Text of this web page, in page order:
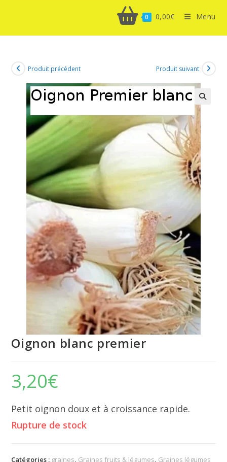
0 0,00€ Menu
Produit précédent Produit suivant
Oignon blanc premier
3,20€
Petit oignon doux et à croissance rapide.
Rupture de stock
Catégories : graines, Graines fruits & légumes, Graines légumes